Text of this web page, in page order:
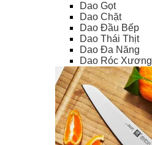
Dao Gọt
Dao Chặt
Dao Đầu Bếp
Dao Thái Thịt
Dao Đa Năng
Dao Róc Xương